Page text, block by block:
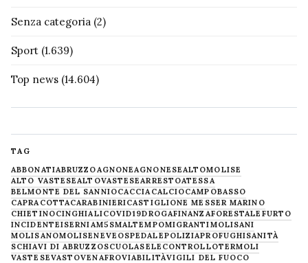
Senza categoria (2)
Sport (1.639)
Top news (14.604)
TAG
ABBONATIABRUZZOAGNONEAGNONESEALTOMOLISE
ALTO VASTESEALTOVASTESEARRESTOATESSA
BELMONTE DEL SANNIOCACCIACALCIOCAMPOBASSO
CAPRACOTTACARABINIERICASTIGLIONE MESSER MARINO
CHIETINOCINGHIALICOVID19DROGAFINANZAFORESTALE FURTO
INCIDENTEISERNIAM5SMALTEMPOMIGRANTIMOLISANI
MOLISANOMOLISENEVE OSPEDALEPOLIZIAPROFUGHISANITÀ
SCHIAVI DI ABRUZZOSCUOLASELECONTROLLOTERMOLI
VASTESEVASTOVENAFROVIABILITÀVIGILI DEL FUOCO